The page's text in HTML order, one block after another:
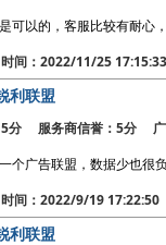
可以的，客服比较有耐心
间：2022/11/25
利联盟
5分 服务商信誉：5分
个广告联盟，数据少也很
间：2022/9/19 17:22:50
利联盟